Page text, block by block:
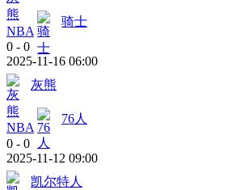
NBA
骑士
0 - 0
2025-11-16 06:00
灰熊
NBA
76人
0 - 0
2025-11-12 09:00
凯尔特人